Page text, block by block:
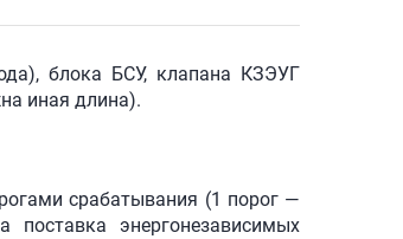
блока БСУ, клапана КЗЭУГ
иная длина).
срабатывания (1 порог —
энергонезависимых